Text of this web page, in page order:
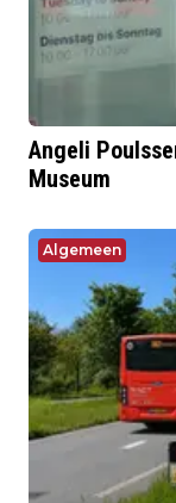
Angeli
Museum
Algemeen